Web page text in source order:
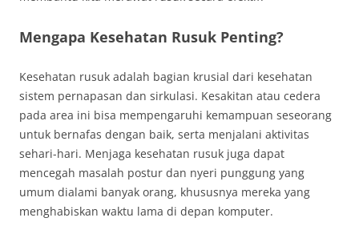
Mengapa Kesehatan Rusuk Penting?
Kesehatan rusuk adalah bagian krusial dari kesehatan
sistem pernapasan dan sirkulasi. Kesakitan atau cedera
pada area ini bisa mempengaruhi kemampuan seseorang
untuk bernafas dengan baik, serta menjalani aktivitas
sehari-hari. Menjaga kesehatan rusuk juga dapat
mencegah masalah postur dan nyeri punggung yang
umum dialami banyak orang, khususnya mereka yang
menghabiskan waktu lama di depan komputer.